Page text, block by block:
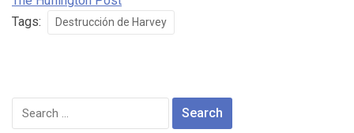
Tags:
Destrucción de Harvey
Search
for: